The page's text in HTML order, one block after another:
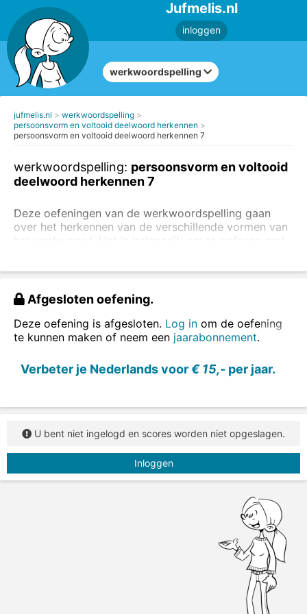
Jufmelis.nl
inloggen
werkwoordspelling
jufmelis.nl
werkwoordspelling
persoonsvorm en voltooid deelwoord herkennen
persoonsvorm en voltooid deelwoord herkennen 7
werkwoordspelling: persoonsvorm en voltooid
deelwoord herkennen 7
Deze oefeningen van de werkwoordspelling gaan
over het herkennen van de verschillende vormen van
het werkwoord. Het is belangrijk om te oefenen met
deelwoord. Je kunt ook oefeningen maken omde
Kies bij de gekleurde woorden voor persoonsvorm
of voltooid deelwoord.
Afgesloten oefening.
Deze oefening is afgesloten. Log in om de oefening
te kunnen maken of neem een jaarabonnement.
Verbeter je Nederlands voor€ 15,- per jaar.
U bent niet ingelogd en scores worden niet opgeslagen.
Inloggen